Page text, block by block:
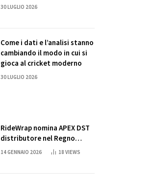
30 LUGLIO 2026
Come i dati e l’analisi stanno
cambiando il modo in cui si
gioca al cricket moderno
30 LUGLIO 2026
RideWrap nomina APEX DST
distributore nel Regno
Unito
14 GENNAIO 2026 18 VIEWS